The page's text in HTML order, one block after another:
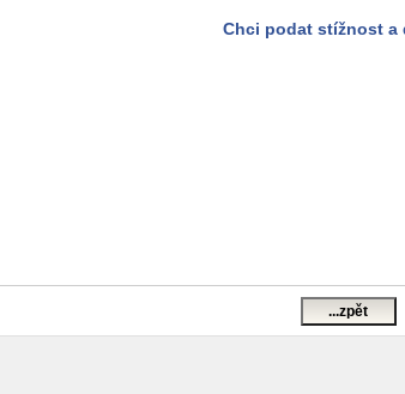
Chci podat stížnost a